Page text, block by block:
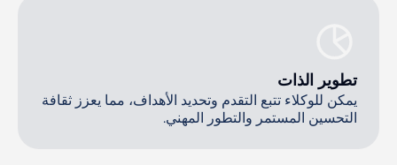
تطوير الذات
يمكن للوكلاء تتبع التقدم وتحديد الأهداف، مما يعزز ثقافة
التحسين المستمر والتطور المهني.